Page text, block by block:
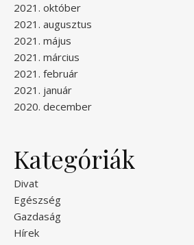
2021. október
2021. augusztus
2021. május
2021. március
2021. február
2021. január
2020. december
Kategóriák
Divat
Egészség
Gazdaság
Hírek